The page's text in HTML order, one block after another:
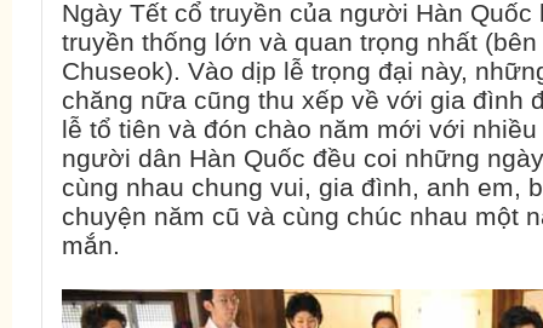
Ngày Tết cổ truyền của người Hàn
truyền thống lớn và quan trọng nhất
Chuseok). Vào dịp lễ trọng đại này,
chăng nữa cũng thu xếp về với gia đình
lễ tổ tiên và đón chào năm mới với
người dân Hàn Quốc đều coi những
cùng nhau chung vui, gia đình, anh em,
chuyện năm cũ và cùng chúc nhau một
mắn.